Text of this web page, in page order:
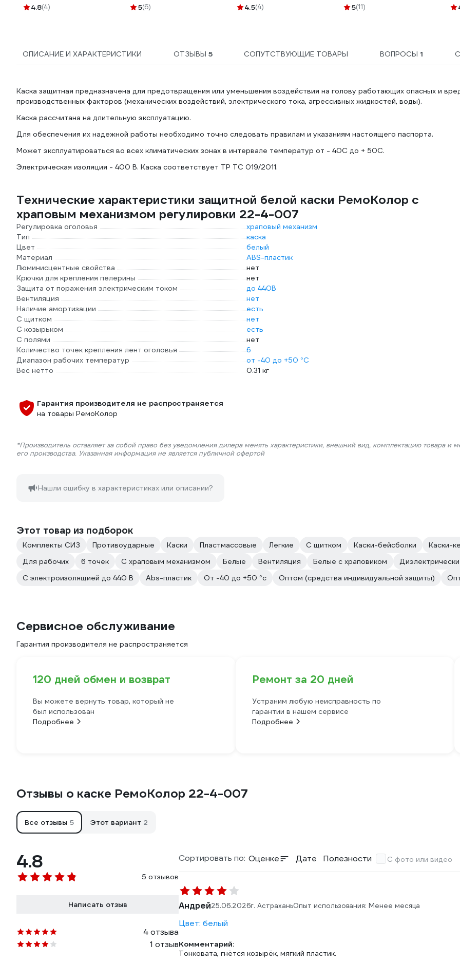
4.8(4)
335/57
5(6)
4.5(4)
HT5K930
5(11)
ОПИСАНИЕ И ХАРАКТЕРИСТИКИ ОТЗЫВЫ 5 СОПУТСТВУЮЩИЕ ТОВАРЫ ВОПРОСЫ 1
Каска защитная предназначена для предотвращения или уменьшения воздействия на голову работающих опасных и
производственных факторов (механических воздействий, электрического тока, агрессивных жидкостей, воды).
Каска рассчитана на длительную эксплуатацию.
Для обеспечения их надежной работы необходимо точно следовать правилам и указаниям настоящего паспорта.
Может эксплуатироваться во всех климатических зонах в интервале температур от - 40С до + 50С.
Электрическая изоляция - 400 В. Каска соответствует ТР ТС 019/2011.
Технические характеристики защитной белой каски РемоКолор с
храповым механизмом регулировки 22-4-007
Регулировка оголовья
храповый механизм
Тип
каска
Цвет
белый
Материал
ABS-пластик
Люминисцентные свойства
нет
Крючки для крепления пелерины
нет
Защита от поражения электрическим током
до 440В
Вентиляция
нет
Наличие амортизации
есть
С щитком
нет
С козырьком
есть
С полями
нет
Количество точек крепления лент оголовья
6
Диапазон рабочих температур
от -40 до +50 °С
Вес нетто
0.31 кг
Гарантия производителя не распространяется
на товары РемоКолор
*Производитель оставляет за собой право без уведомления дилера менять характеристики, внешний вид, комплектацию товара и
его производства. Указанная информация не является публичной офертой
Нашли ошибку в характеристиках или описании?
Этот товар из подборок
Комплекты СИЗ Противоударные Каски Пластмассовые Легкие С щитком Каски-бейсболки
Каски-
Для рабочих
6 точек С храповым механизмом Белые Вентиляция Белые с храповиком
С электроизолящией до 440 В
Abs-пластик От -40 до +50 °с Оптом (средства индивидуальной защиты)
Сервисное обслуживание
Гарантия производителя не распространяется
120 дней обмен и возврат
Вы можете вернуть товар, который не
был использован
Подробнее
Ремонт за 20 дней
Устраним любую неисправность по
гарантии в нашем сервисе
Подробнее
Отзывы о каске РемоКолор 22-4-007
Все отзывы 5 Этот вариант 2
4.8
5 отзывов
Написать отзыв
4 отзыва
1 отзыв
Сортировать по: Оценке Дате Полезности С фото или видео
Андрей25.06.2026г. АстраханьОпыт использования: Менее месяца
Цвет: белый
Комментарий:
Тонковата, гнётся козырёк, мягкий пластик.